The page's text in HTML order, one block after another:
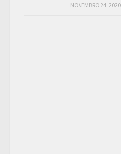
NOVEMBRO 24, 2020